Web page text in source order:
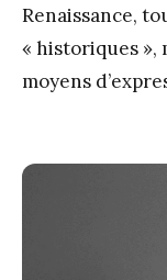
Renaissance,
« historiques »,
moyens